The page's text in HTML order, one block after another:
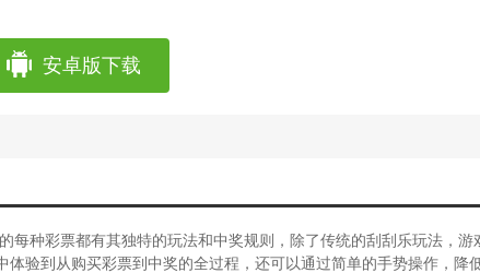
安卓版下载
每种彩票都有其独特的玩法和中奖规则，除了传统的刮刮乐玩法，
体验到从购买彩票到中奖的全过程，还可以通过简单的手势操作，降